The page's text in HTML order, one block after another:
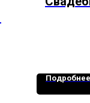
Подробнее